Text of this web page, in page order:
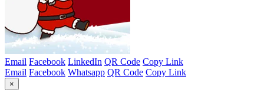
Email Facebook LinkedIn QR Code Copy Link
Email Facebook Whatsapp QR Code Copy Link
×